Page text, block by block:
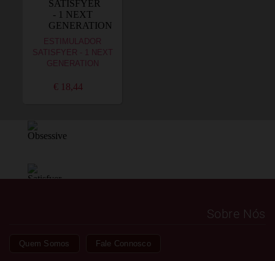
ESTIMULADOR
SATISFYER - 1 NEXT
GENERATION
€ 18,44
Sobre Nós
Quem Somos Fale Connosco